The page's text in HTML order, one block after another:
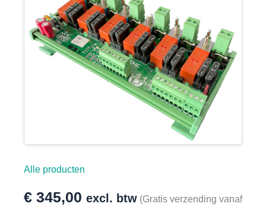
Alle producten
€ 345,00 excl. btw (Gratis verzending vanaf